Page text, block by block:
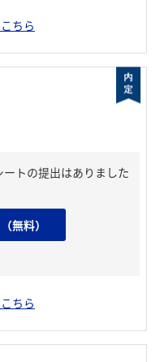
ちら
ートの提出はありました
ちら
無料）